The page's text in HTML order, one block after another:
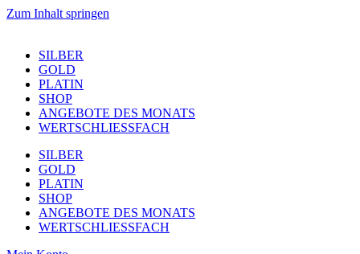
Zum Inhalt springen
SILBER
GOLD
PLATIN
SHOP
ANGEBOTE DES MONATS
WERTSCHLIESSFACH
SILBER
GOLD
PLATIN
SHOP
ANGEBOTE DES MONATS
WERTSCHLIESSFACH